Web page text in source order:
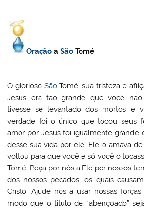
Oração aSão Tomé
Ó glorioso SãoTomé, sua tristeza e
Jesus era tão grande que você
tivesse se levantado dos mortos e
verdade foi o único que tocou seus
amor por Jesus foi igualmente grande
desse sua vida por ele. Ele o amava
voltou para que você e só você o
Tomé. Peça por nós a Ele por nossos
dos nossos pecados, os quais
Cristo. Ajude nos a usar nossas
modo que o titulo de “abençoado”